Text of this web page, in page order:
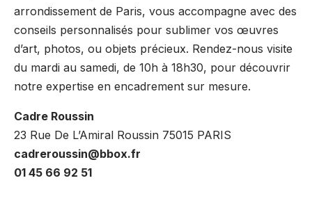
arrondissement de Paris, vous accompagne avec des
conseils personnalisés pour sublimer vos œuvres
d’art, photos, ou objets précieux. Rendez-nous visite
du mardi au samedi, de 10h à 18h30, pour découvrir
notre expertise en encadrement sur mesure.
Cadre Roussin
23 Rue De L’Amiral Roussin 75015 PARIS
cadreroussin@bbox.fr
01 45 66 92 51